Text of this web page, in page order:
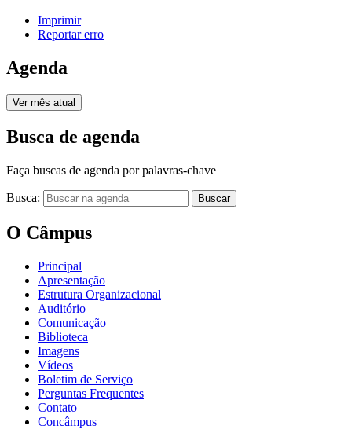
Imprimir
Reportar erro
Agenda
Ver mês atual
Busca de agenda
Faça buscas de agenda por palavras-chave
Busca: Buscar
O Câmpus
Principal
Apresentação
Estrutura Organizacional
Auditório
Comunicação
Biblioteca
Imagens
Vídeos
Boletim de Serviço
Perguntas Frequentes
Contato
Concâmpus